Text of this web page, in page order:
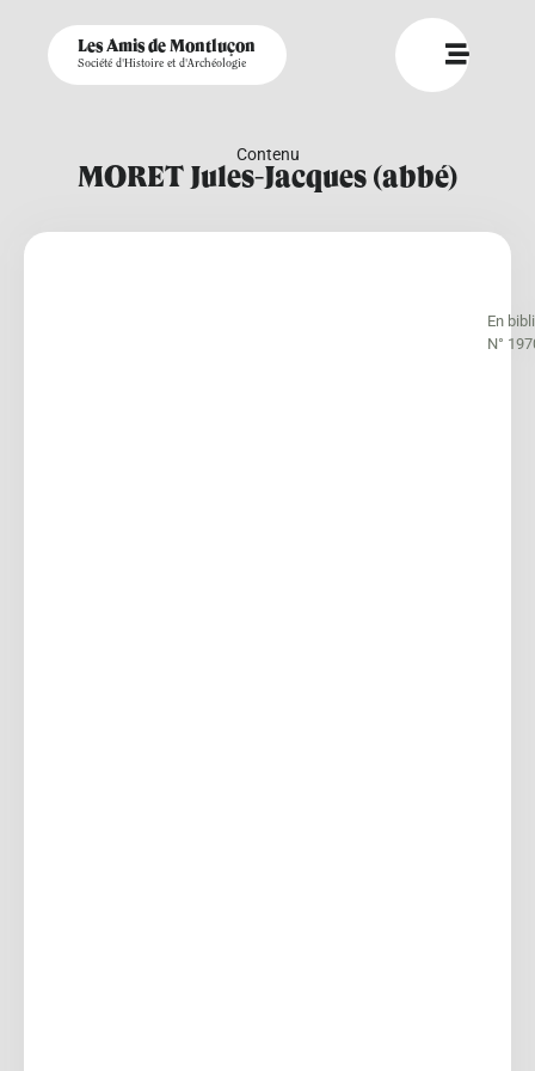
Les Amis de Montluçon
Société d'Histoire et d'Archéologie
Contenu
MORET Jules-Jacques (abbé)
En
N°